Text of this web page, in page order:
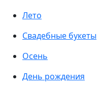
Лето
Свадебные букеты
Осень
День рождения